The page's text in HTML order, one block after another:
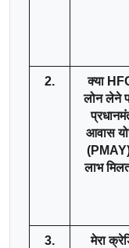
2.
क्या
लोन लेने
आवास
लाभ
3. मेरा